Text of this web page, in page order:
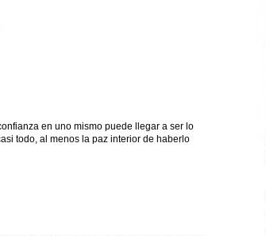
en uno mismo puede llegar a ser lo
todo, al menos la paz interior de haberlo